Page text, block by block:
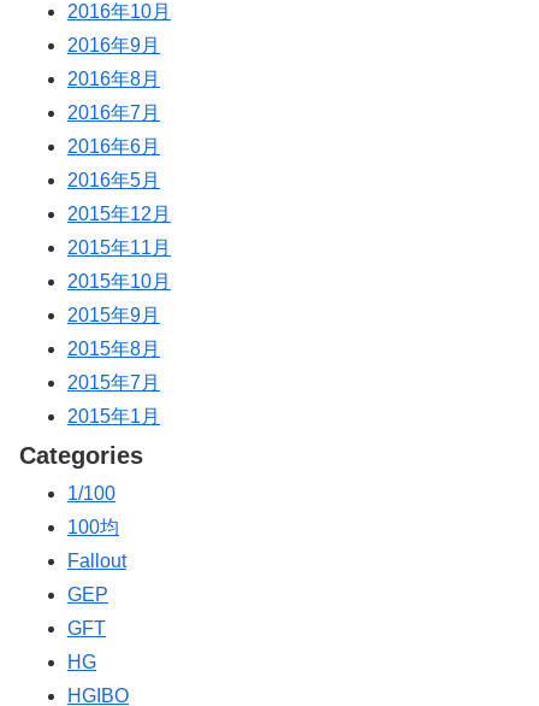
2016年10月
2016年9月
2016年8月
2016年7月
2016年6月
2016年5月
2015年12月
2015年11月
2015年10月
2015年9月
2015年8月
2015年7月
2015年1月
Categories
1/100
100均
Fallout
GEP
GFT
HG
HGIBO